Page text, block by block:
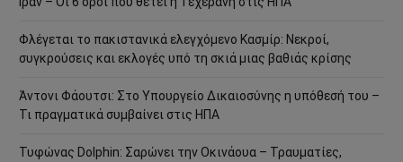
Φλέγεται το πακιστανικά ελεγχόμενο Κασμίρ: Νεκροί,
συγκρούσεις και εκλογές υπό τη σκιά μιας βαθιάς κρίσης
Άντονι Φάουτσι: Στο Υπουργείο Δικαιοσύνης η υπόθεσή του –
Τι πραγματικά συμβαίνει στις ΗΠΑ
Τυφώνας Dolphin: Σαρώνει την Οκινάουα – Τραυματίες,